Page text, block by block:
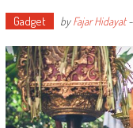
Gadget byFajar Hidayat-